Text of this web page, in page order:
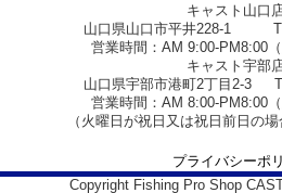
キャスト山口
山口県山口市平井228-1
営業時間：AM 9:00-PM8:00（
キャスト宇部
山口県宇部市港町2丁目2-3
営業時間：AM 8:00-PM8:00（
（火曜日が祝日又は祝日前日の
プライバシーポ
Copyright Fishing Pro Shop